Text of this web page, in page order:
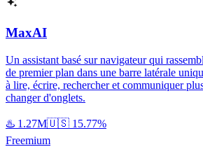
MaxAI
Un assistant basé sur navigateur qui
de premier plan dans une barre latérale
à lire, écrire, rechercher et communiquer
changer d'onglets.
♨️ 1.27M🇺🇸 15.77%
Freemium